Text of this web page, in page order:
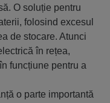
O soluție pentru
folosind excesul
de stocare. Atunci
în rețea,
funcțiune pentru a
o parte importantă